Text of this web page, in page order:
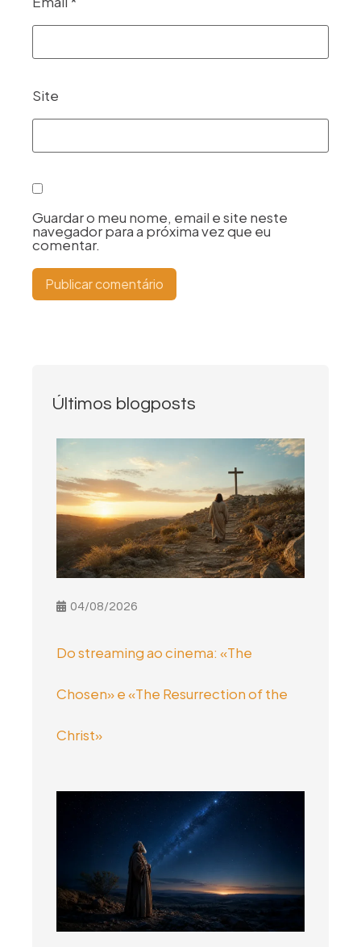
Site
Guardar o meu nome, email e site neste
navegador para a próxima vez que eu
comentar.
Últimos blogposts
04/08/2026
Do streaming ao cinema: «The
Chosen» e «The Resurrection of the
Christ»